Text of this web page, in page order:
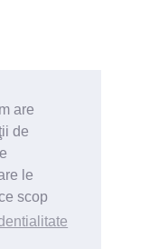
are
de
le
scop